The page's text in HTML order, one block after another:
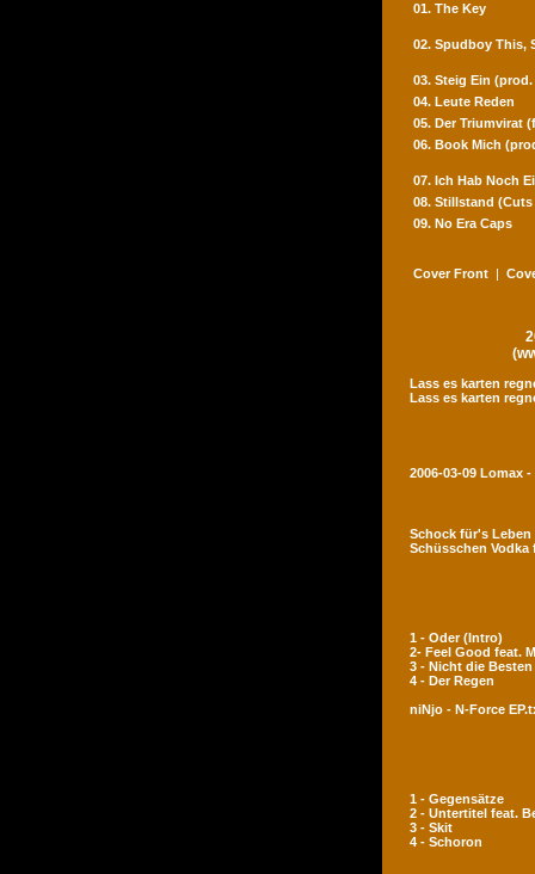
01. The Key
02. Spudboy This,
03. Steig Ein
04. Leute Reden
05. Der Triumvirat
06. Book Mich
07. Ich Hab Noch
08. Stillstand
09. No Era Caps
Cover Front |
Lass es karten
Lass es karten
2006-03-09 Lomax
Schock für's
Schüsschen Vodka
1 - Oder (Intro)
2- Feel Good feat.
3 - Nicht die Besten
4 - Der Regen
niNjo - N-Force
1 - Gegensätze
2 - Untertitel feat.
3 - Skit
4 - Schoron